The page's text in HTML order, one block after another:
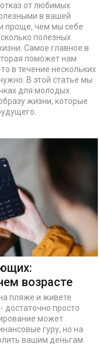
от любимых
в вашей
проще, чем мы себе
полезных
Самое главное в
поможет нам
в течение нескольких
В этой статье мы
для молодых
жизни, которые
возрасте
пляже и живете
достаточно просто
может
гуру, но на
вашим деньгам